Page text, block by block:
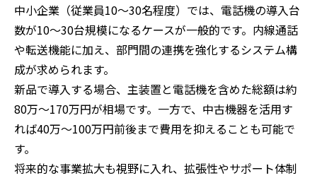
中小企業（従業員10〜30名程度）では、電話機の導入台
数が10〜30台規模になるケースが一般的です。内線通話
や転送機能に加え、部門間の連携を強化するシステム構
成が求められます。
新品で導入する場合、主装置と電話機を含めた総額は約
80万〜170万円が相場です。一方で、中古機器を活用す
れば40万〜100万円前後まで費用を抑えることも可能で
す。
将来的な事業拡大も視野に入れ、拡張性やサポート体制